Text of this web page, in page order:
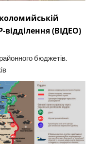
(ВІДЕО)
бюджетів.